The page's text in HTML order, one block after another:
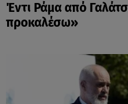
Έντι Ράμα από
προκαλέσω»